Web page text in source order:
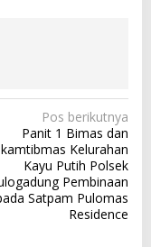
Pos berikutnya
Panit 1 Bimas dan
Kelurahan
Kayu Putih Polsek
Pembinaan
Satpam Pulomas
Residence